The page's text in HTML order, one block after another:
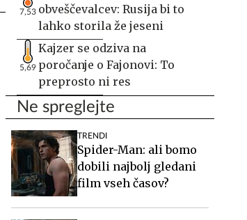
7,53 obveščevalcev: Rusija bi to
lahko storila že jeseni
5,69
Kajzer se odziva na
poročanje o Fajonovi: To
preprosto ni res
Ne spreglejte
TRENDI
Spider-Man: ali bomo
dobili najbolj gledani
film vseh časov?